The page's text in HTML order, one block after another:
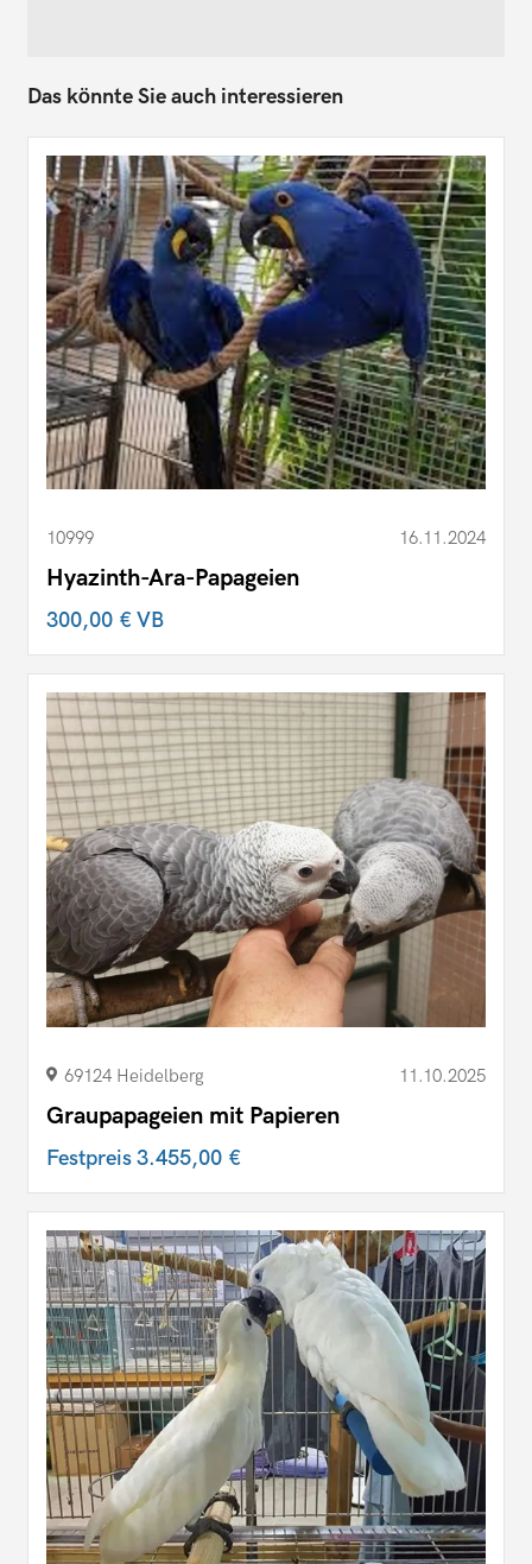
Das könnte Sie auch interessieren
10999 16.11.2024
Hyazinth-Ara-Papageien
300,00 €VB
69124 Heidelberg 11.10.2025
Graupapageien mit Papieren
Festpreis3.455,00 €